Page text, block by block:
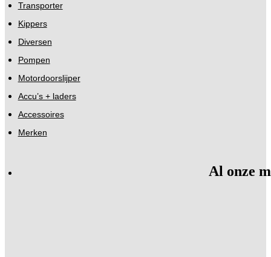
Transporter
Kippers
Diversen
Pompen
Motordoorslijper
Accu’s + laders
Accessoires
Merken
Al onze